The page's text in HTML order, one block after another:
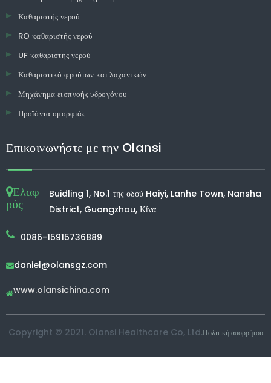
Καθαριστής νερού
RO καθαριστής νερού
UF καθαριστής νερού
Καθαριστικό φρούτων και λαχανικών
Μηχάνημα εισπνοής υδρογόνου
Προϊόντα ομορφιάς
Επικοινωνήστε με την Olansi
Ελαφ
ρύς
Buidling 1, No.1 της οδού Haiyi, Lanhe Town, Nansha
District, Guangzhou, Κίνα
0086-15915736889
daniel@olansgz.com
www.olansichina.com
Copyright © 2021. Olansi Healthcare Co, Ltd.Πολιτική απορρήτου